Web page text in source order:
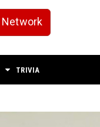
Network
TRIVIA